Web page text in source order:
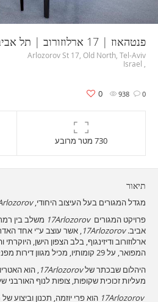
פנטהאוז | 17 ארלוזורוב | תל אביב
Arlozorov St 17, Old North, Tel-Aviv
938 0
0
730 מטר מרובע
תיאור
מגדל המגורים בעל העיצוב היחודי,
פרויקט המגורים17Arlozorov משלב בין
אביב.17Arlozorov, אשר עוצב ע"י אחד
ארלוזורוב ודיזינגוף, בלב הצפון הישן,
המפואר, על 29 קומותיו, מכיל מגוון דירות מפנקות ומרווחות, כמו גם פנטהאוזים מדהימים.
היהלום שבכתר של17Arlozorov, הוא
מעליות זכוכית שקופות, צופות לנוף האורבני
17Arlozorov הוא פרי יוזמה, תכנון